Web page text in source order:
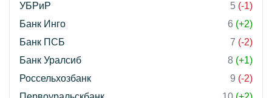
УБРиР
5 (-1)
Банк Инго
6 (+2)
Банк ПСБ
7 (-2)
Банк Уралсиб
8 (+1)
Россельхозбанк
9 (-2)